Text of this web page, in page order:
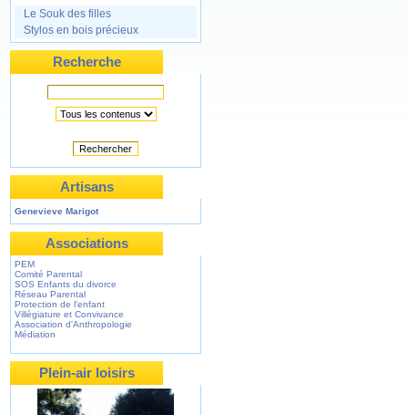
Le Souk des filles
Stylos en bois précieux
Recherche
Rechercher
Artisans
Genevieve Marigot
Associations
PEM
Comité Parental
SOS Enfants du divorce
Réseau Parental
Protection de l'enfant
Villégiature et Convivance
Association d'Anthropologie
Médiation
Plein-air loisirs